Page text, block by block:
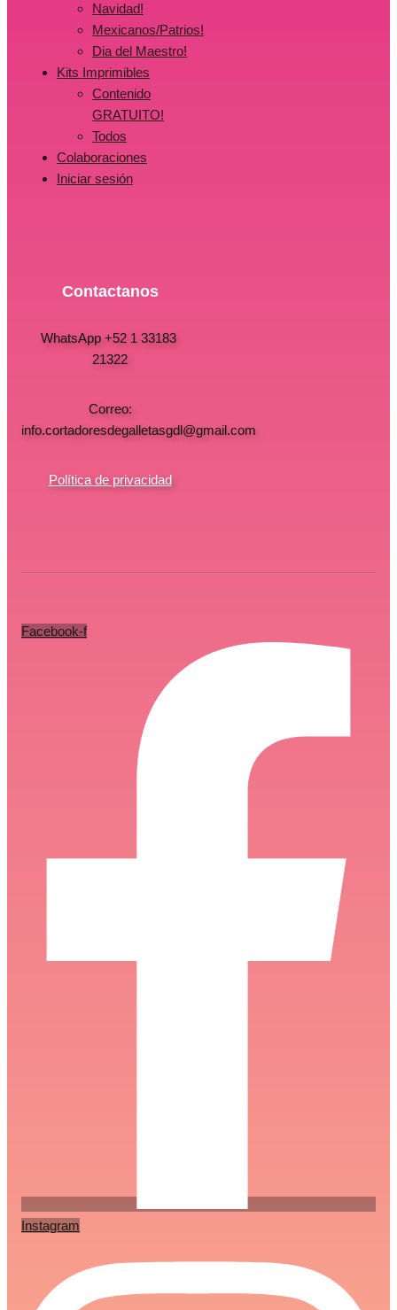
Navidad!
Mexicanos/Patrios!
Dia del Maestro!
Kits Imprimibles
Contenido
GRATUITO!
Todos
Colaboraciones
Iniciar sesión
Contactanos
WhatsApp +52 1 33183
21322
Correo:
info.cortadoresdegalletasgdl@gmail.com
Política de privacidad
Facebook-f
Instagram